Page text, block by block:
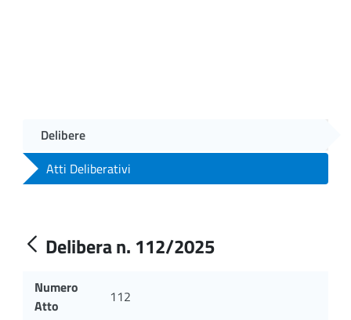
Delibere
Atti Deliberativi
Delibera n. 112/2025
Numero
Atto
112